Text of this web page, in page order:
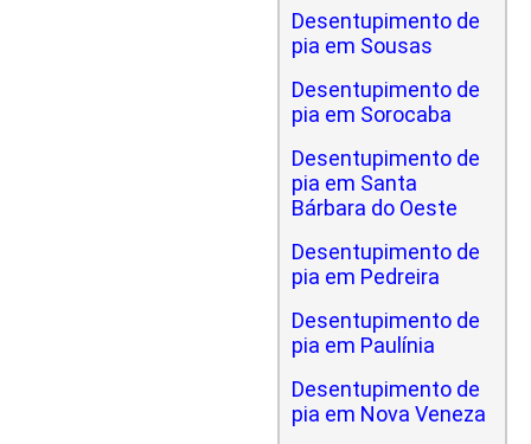
Desentupimento de
pia em Sousas
Desentupimento de
pia em Sorocaba
Desentupimento de
pia em Santa
Bárbara do Oeste
Desentupimento de
pia em Pedreira
Desentupimento de
pia em Paulínia
Desentupimento de
pia em Nova Veneza